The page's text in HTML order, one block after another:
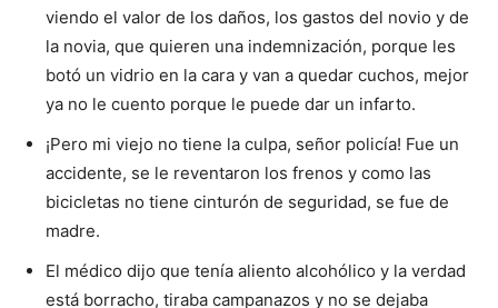
viendo el valor de los daños, los gastos del novio y de
la novia, que quieren una indemnización, porque les
botó un vidrio en la cara y van a quedar cuchos, mejor
ya no le cuento porque le puede dar un infarto.
¡Pero mi viejo no tiene la culpa, señor policía! Fue un
accidente, se le reventaron los frenos y como las
bicicletas no tiene cinturón de seguridad, se fue de
madre.
El médico dijo que tenía aliento alcohólico y la verdad
está borracho, tiraba campanazos y no se dejaba